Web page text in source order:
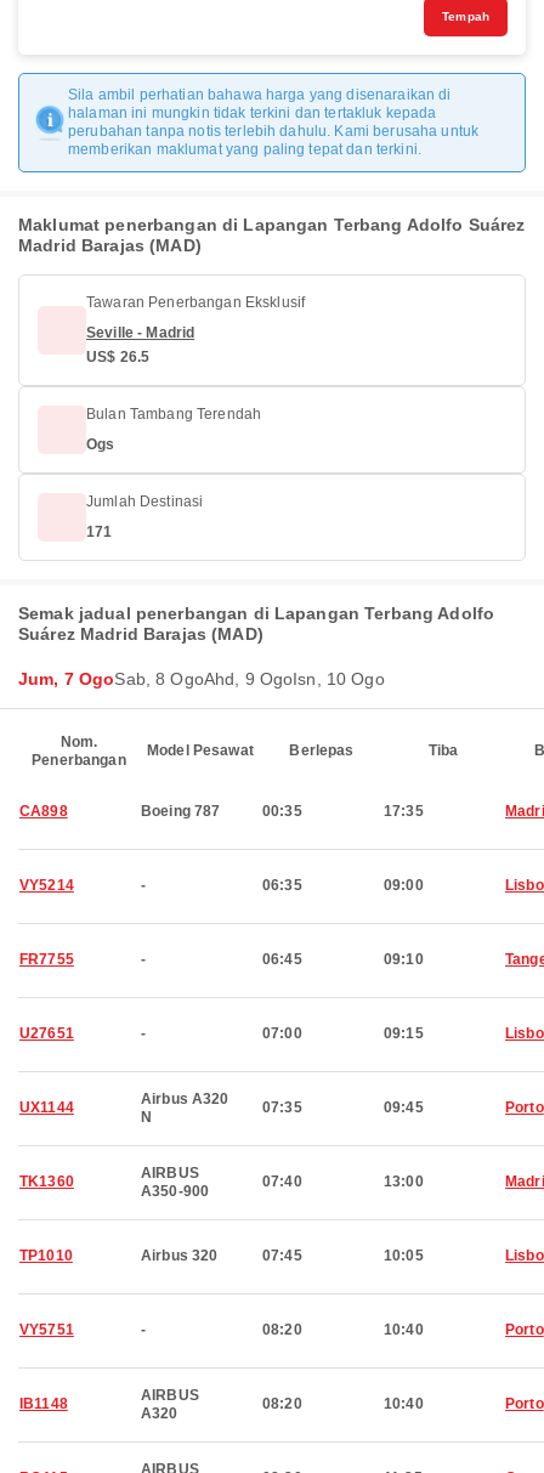
Tempah
Sila ambil perhatian bahawa harga yang disenaraikan di
halaman ini mungkin tidak terkini dan tertakluk kepada
perubahan tanpa notis terlebih dahulu. Kami berusaha untuk
memberikan maklumat yang paling tepat dan terkini.
Maklumat penerbangan di Lapangan Terbang Adolfo Suárez
Madrid Barajas (MAD)
Tawaran Penerbangan Eksklusif
Seville - Madrid
US$ 26.5
Bulan Tambang Terendah
Ogs
Jumlah Destinasi
171
Semak jadual penerbangan di Lapangan Terbang Adolfo
Suárez Madrid Barajas (MAD)
Jum, 7 OgoSab, 8 OgoAhd, 9 OgoIsn, 10 Ogo
Nom.
Penerbangan
Model Pesawat Berlepas Tiba
CA898 Boeing 787 00:35 17:35
VY5214 - 06:35 09:00
FR7755 - 06:45 09:10
U27651 - 07:00 09:15
UX1144
Airbus A320
N
07:35 09:45 Porto
TK1360
AIRBUS
A350-900
07:40 13:00
TP1010 Airbus 320 07:45 10:05
VY5751 - 08:20 10:40 Porto
IB1148
AIRBUS
A320
08:20 10:40 Porto
AIRBUS